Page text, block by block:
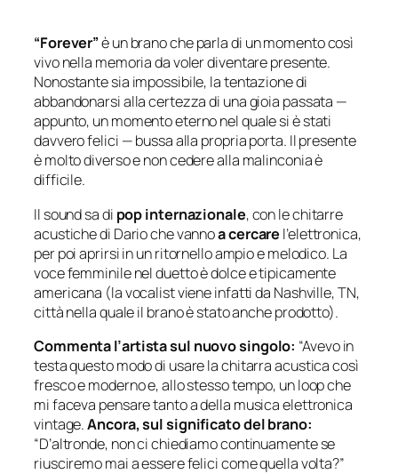
“Forever”è un brano che parla di un momento così
vivo nella memoria da voler diventare presente.
Nonostante sia impossibile, la tentazione di
abbandonarsi alla certezza di una gioia passata —
appunto, un momento eterno nel quale si è stati
davvero felici — bussa alla propria porta. Il presente
è molto diverso e non cedere alla malinconia è
difficile.
Il sound sa di pop internazionale, con le chitarre
acustiche di Dario che vannoa cercare l’elettronica,
per poi aprirsi in un ritornello ampio e melodico. La
voce femminile nel duetto è dolce e tipicamente
americana (la vocalist viene infatti da Nashville, TN,
città nella quale il brano è stato anche prodotto).
Commenta l’artista sul nuovo singolo: “Avevo in
testa questo modo di usare la chitarra acustica così
fresco e moderno e, allo stesso tempo, un loop che
mi faceva pensare tanto a della musica elettronica
vintage.Ancora, sul significato del brano:
“D’altronde, non ci chiediamo continuamente se
riusciremo mai a essere felici come quella volta?”